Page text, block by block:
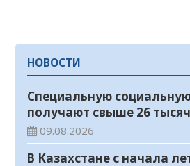
НОВОСТИ
Специальную
получают свыше 26
занятых во вредных
09.08.2026
В Казахстане с начала